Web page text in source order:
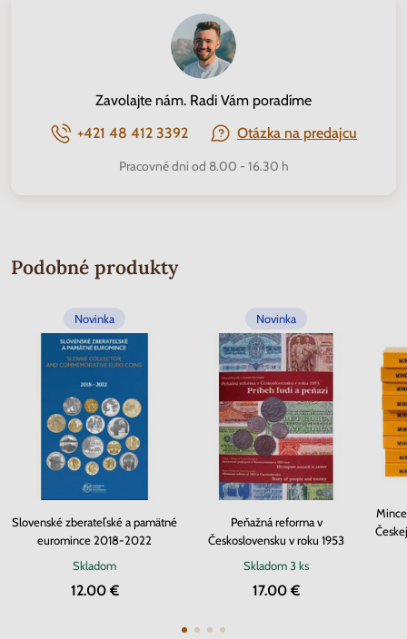
Zavolajte nám. Radi Vám poradíme
+421 48 412 3392
Otázka na predajcu
Pracovné dni od 8.00 - 16.30 h
Podobné produkty
Novinka
Slovenské zberateľské a pamätné
euromince 2018-2022
Skladom
12.00 €
Novinka
Peňažná reforma v
Československu v roku 1953
Skladom3 ks
17.00 €